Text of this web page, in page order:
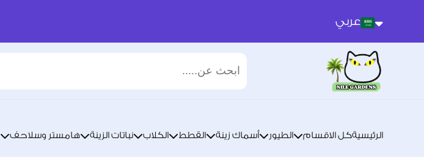
عربي
عربي
انجليزي
الرئيسيةكل الاقسام الطيور أسماك زينة القطط الكلاب نباتات الزينة هامستر وسلاحف